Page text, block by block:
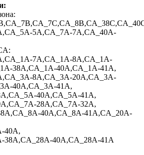
5A,CA_7A-7A,CA_40A-
7A,CA_1A-8A,CA_1A-
38A,CA_1A-40A,CA_1A-41A,
8A,CA_3A-20A,CA_3A-
40A,CA_3A-41A,
40A,CA_5A-41A,
28A,CA_7A-32A,
40A,CA_8A-41A,CA_20A-
40A,
38A,CA_28A-40A,CA_28A-41A